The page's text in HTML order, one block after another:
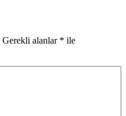
Gerekli alanlar * ile